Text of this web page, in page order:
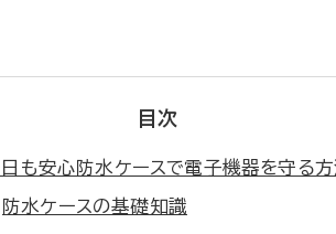
目次
も安心防水ケースで電子機器を守る
防水ケースの基礎知識